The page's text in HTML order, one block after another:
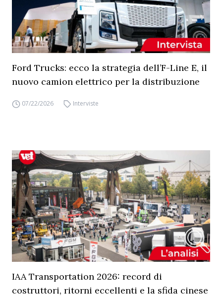
Ford Trucks: ecco la strategia dell’F-Line E, il
nuovo camion elettrico per la distribuzione
07/22/2026 Interviste
IAA Transportation 2026: record di
costruttori, ritorni eccellenti e la sfida cinese